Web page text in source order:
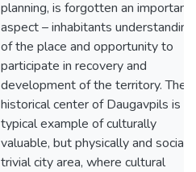
planning, is forgotten an important
aspect – inhabitants understanding
of the place and opportunity to
participate in recovery and
development of the territory. The
historical center of Daugavpils is
typical example of culturally
valuable, but physically and socially
trivial city area, where cultural